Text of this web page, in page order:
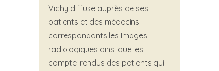
Vichy diffuse auprès de ses
patients et des médecins
correspondants les Images
radiologiques ainsi que les
compte-rendus des patients qui